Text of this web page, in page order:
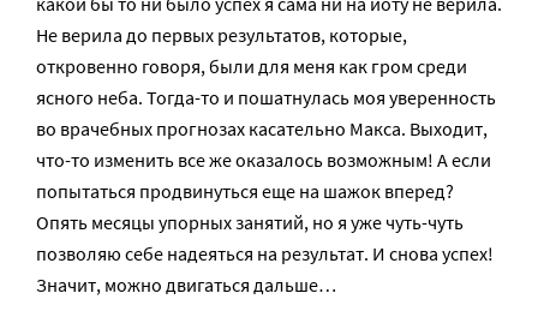
Не верила до первых результатов, которые,
откровенно говоря, были для меня как гром среди
ясного неба. Тогда-то и пошатнулась моя уверенность
во врачебных прогнозах касательно Макса. Выходит,
что-то изменить все же оказалось возможным! А если
попытаться продвинуться еще на шажок вперед?
Опять месяцы упорных занятий, но я уже чуть-чуть
позволяю себе надеяться на результат. И снова успех!
Значит, можно двигаться дальше…